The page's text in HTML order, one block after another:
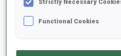
DATE DE NAISSANCE
18 AVR. 2004
Strictly Necessary
Functional Cookies